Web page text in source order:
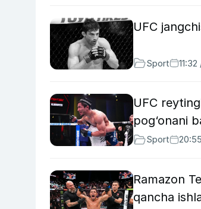
UFC
Sport
UFC
pog‘onani
Sport
Ramazon
qancha